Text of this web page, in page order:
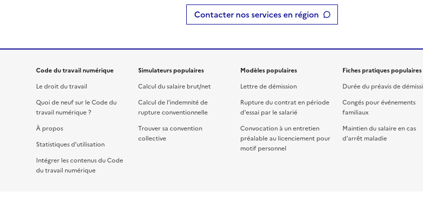
Contacter nos services en région
Code du travail numérique
Le droit du travail
Quoi de neuf sur le Code du
travail numérique ?
À propos
Statistiques d'utilisation
Intégrer les contenus du Code
du travail numérique
Simulateurs populaires
Calcul du salaire brut/net
Calcul de l'indemnité de
rupture conventionnelle
Trouver sa convention
collective
Modèles populaires
Lettre de démission
Rupture du contrat en période
d'essai par le salarié
Convocation à un entretien
préalable au licenciement pour
motif personnel
Fiches pratiques populaires
Durée du préavis de
Congés pour événements
familiaux
Maintien du salaire en cas
d'arrêt maladie